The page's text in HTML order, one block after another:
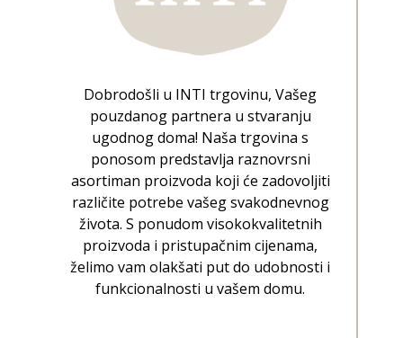
Dobrodošli u INTI trgovinu, Vašeg
pouzdanog partnera u stvaranju
ugodnog doma! Naša trgovina s
ponosom predstavlja raznovrsni
asortiman proizvoda koji će zadovoljiti
različite potrebe vašeg svakodnevnog
života. S ponudom visokokvalitetnih
proizvoda i pristupačnim cijenama,
želimo vam olakšati put do udobnosti i
funkcionalnosti u vašem domu.